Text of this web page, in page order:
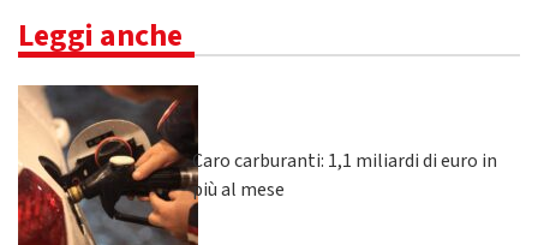
Leggi anche
Caro carburanti: 1,1 miliardi di euro in
più al mese